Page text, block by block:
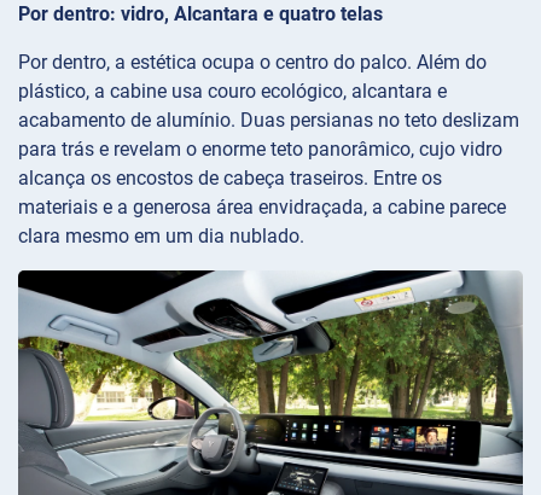
Por dentro: vidro, Alcantara e quatro telas
Por dentro, a estética ocupa o centro do palco. Além do
plástico, a cabine usa couro ecológico, alcantara e
acabamento de alumínio. Duas persianas no teto deslizam
para trás e revelam o enorme teto panorâmico, cujo vidro
alcança os encostos de cabeça traseiros. Entre os
materiais e a generosa área envidraçada, a cabine parece
clara mesmo em um dia nublado.